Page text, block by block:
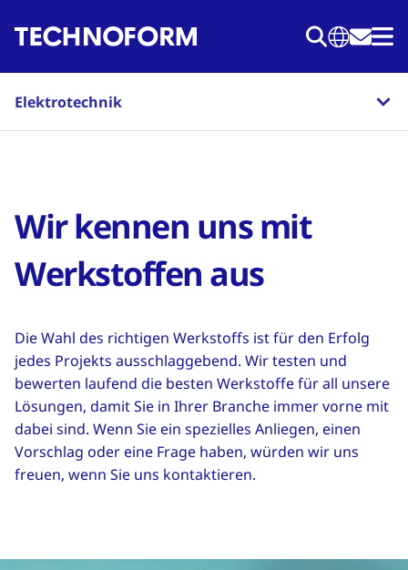
zum
Elektrotechnik
Wir kennen uns mit
Werkstoffen aus
Die Wahl des richtigen Werkstoffs ist für den Erfolg
jedes Projekts ausschlaggebend. Wir testen und
bewerten laufend die besten Werkstoffe für all unsere
Lösungen, damit Sie in Ihrer Branche immer vorne mit
dabei sind. Wenn Sie ein spezielles Anliegen, einen
Vorschlag oder eine Frage haben, würden wir uns
freuen, wenn Sie uns kontaktieren.